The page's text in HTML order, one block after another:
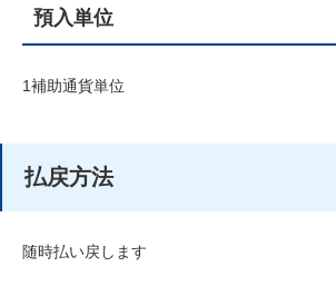
預入単位
1補助通貨単位
払戻方法
随時払い戻します